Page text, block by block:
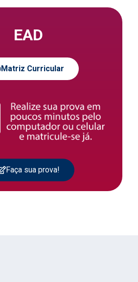
EAD
Matriz Curricular
Faça sua prova!